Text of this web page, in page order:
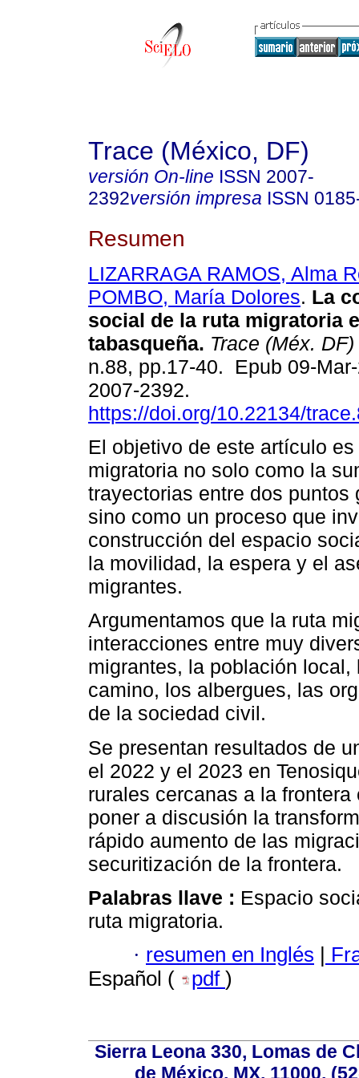
Trace (México, DF)
versión On-line ISSN 2007-
2392versión impresa ISSN
Resumen
LIZARRAGA RAMOS, Alma
POMBO, María Dolores. La
social de la ruta migratoria
tabasqueña. Trace (Méx. DF)
n.88, pp.17-40. Epub 09-
2007-2392.
https://doi.org/10.22134/
El objetivo de este artículo
migratoria no solo como la
trayectorias entre dos puntos
sino como un proceso que
construcción del espacio
la movilidad, la espera y el
migrantes.
Argumentamos que la ruta
interacciones entre muy
migrantes, la población
camino, los albergues, las
de la sociedad civil.
Se presentan resultados de
el 2022 y el 2023 en
rurales cercanas a la
poner a discusión la
rápido aumento de las
securitización de la frontera.
Palabras llave : Espacio
ruta migratoria.
· resumen en Inglés
Español (
pdf )
Sierra Leona 330, Lomas de
de México, MX, 11000,